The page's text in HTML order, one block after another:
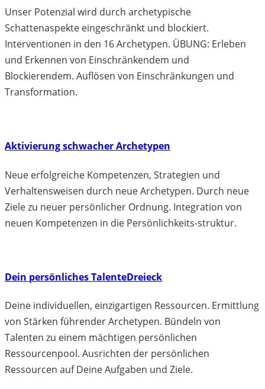
Unser Potenzial wird durch archetypische
Schattenaspekte eingeschränkt und blockiert.
Interventionen in den 16 Archetypen. ÜBUNG: Erleben
und Erkennen von Einschränkendem und
Blockierendem. Auflösen von Einschränkungen und
Transformation.
Aktivierung schwacher Archetypen
Neue erfolgreiche Kompetenzen, Strategien und
Verhaltensweisen durch neue Archetypen. Durch neue
Ziele zu neuer persönlicher Ordnung. Integration von
neuen Kompetenzen in die Persönlichkeits-struktur.
Dein persönliches TalenteDreieck
Deine individuellen, einzigartigen Ressourcen. Ermittlung
von Stärken führender Archetypen. Bündeln von
Talenten zu einem mächtigen persönlichen
Ressourcenpool. Ausrichten der persönlichen
Ressourcen auf Deine Aufgaben und Ziele.